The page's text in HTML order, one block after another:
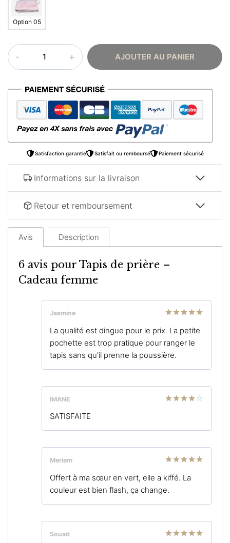
Option 05
quantité
de
de
prière
Cadeau
AJOUTER AU PANIER
Satisfaction garantie Satisfait ou remboursé Paiement sécurisé
Informations sur la livraison
Retour et remboursement
Avis Description
6 avis pour Tapis de prière –
Cadeau femme
5
Jasmine
La qualité est dingue pour le prix. La petite
pochette est trop pratique pour ranger le
tapis sans qu’il prenne la poussière.
IMANE
SATISFAITE
5
Meriem
Offert à ma sœur en vert, elle a kiffé. La
couleur est bien flash, ça change.
Souad